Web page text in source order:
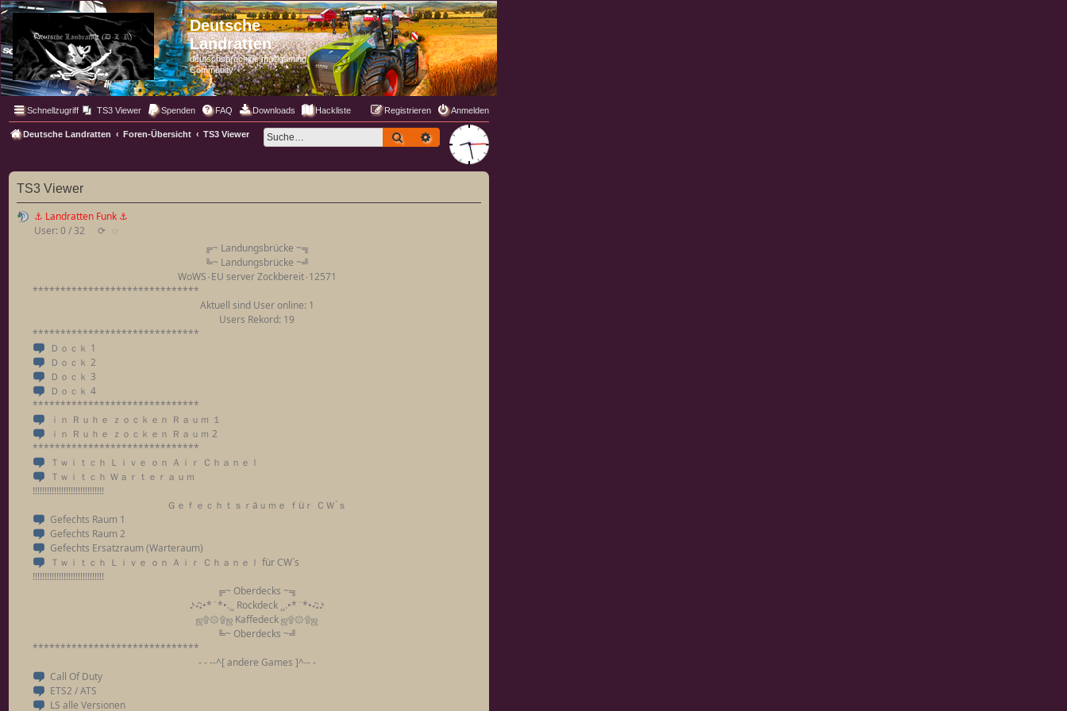
Deutsche
Landratten
deutschsprachige multigaming
Community
Schnellzugriff TS3 Viewer Spenden FAQ Downloads Hackliste Anmelden
Registrieren
Deutsche Landratten Foren-Übersicht TS3 Viewer SucheErweiterte Suche
TS3 Viewer
⚓ Landratten Funk ⚓
User: 0 / 32
⟳ ◌
╔~ Landungsbrücke ~╗
╚~ Landungsbrücke ~╝
WoWS٠EU server Zockbereit٠12571
******************************
Aktuell sind User online: 1
Users Rekord: 19
******************************
Ｄｏｃｋ 1
Ｄｏｃｋ 2
Ｄｏｃｋ 3
Ｄｏｃｋ 4
******************************
ｉｎ Ｒｕｈｅ ｚｏｃｋｅｎ Ｒａｕｍ １
ｉｎ Ｒｕｈｅ ｚｏｃｋｅｎ Ｒａｕｍ 2
******************************
Ｔｗｉｔｃｈ Ｌｉｖｅ ｏｎ Ａｉｒ Ｃｈａｎｅｌ
Ｔｗｉｔｃｈ Ｗａｒｔｅｒａｕｍ
!!!!!!!!!!!!!!!!!!!!!!!!!!!!!!
Ｇｅｆｅｃｈｔｓｒäｕｍｅ ｆüｒ ＣＷ`ｓ
Gefechts Raum 1
Gefechts Raum 2
Gefechts Ersatzraum (Warteraum)
Ｔｗｉｔｃｈ Ｌｉｖｅ ｏｎ Ａｉｒ Ｃｈａｎｅｌ für CW`s
!!!!!!!!!!!!!!!!!!!!!!!!!!!!!!
╔~ Oberdecks ~╗
♪♫•*¨*•.¸¸ Rockdeck ¸¸.•*¨*•♫♪
ஜ۩۞۩ஜ Kaffedeck ஜ۩۞۩ஜ
╚~ Oberdecks ~╝
******************************
- - --^[ andere Games ]^-- -
Call Of Duty
ETS2 / ATS
LS alle Versionen